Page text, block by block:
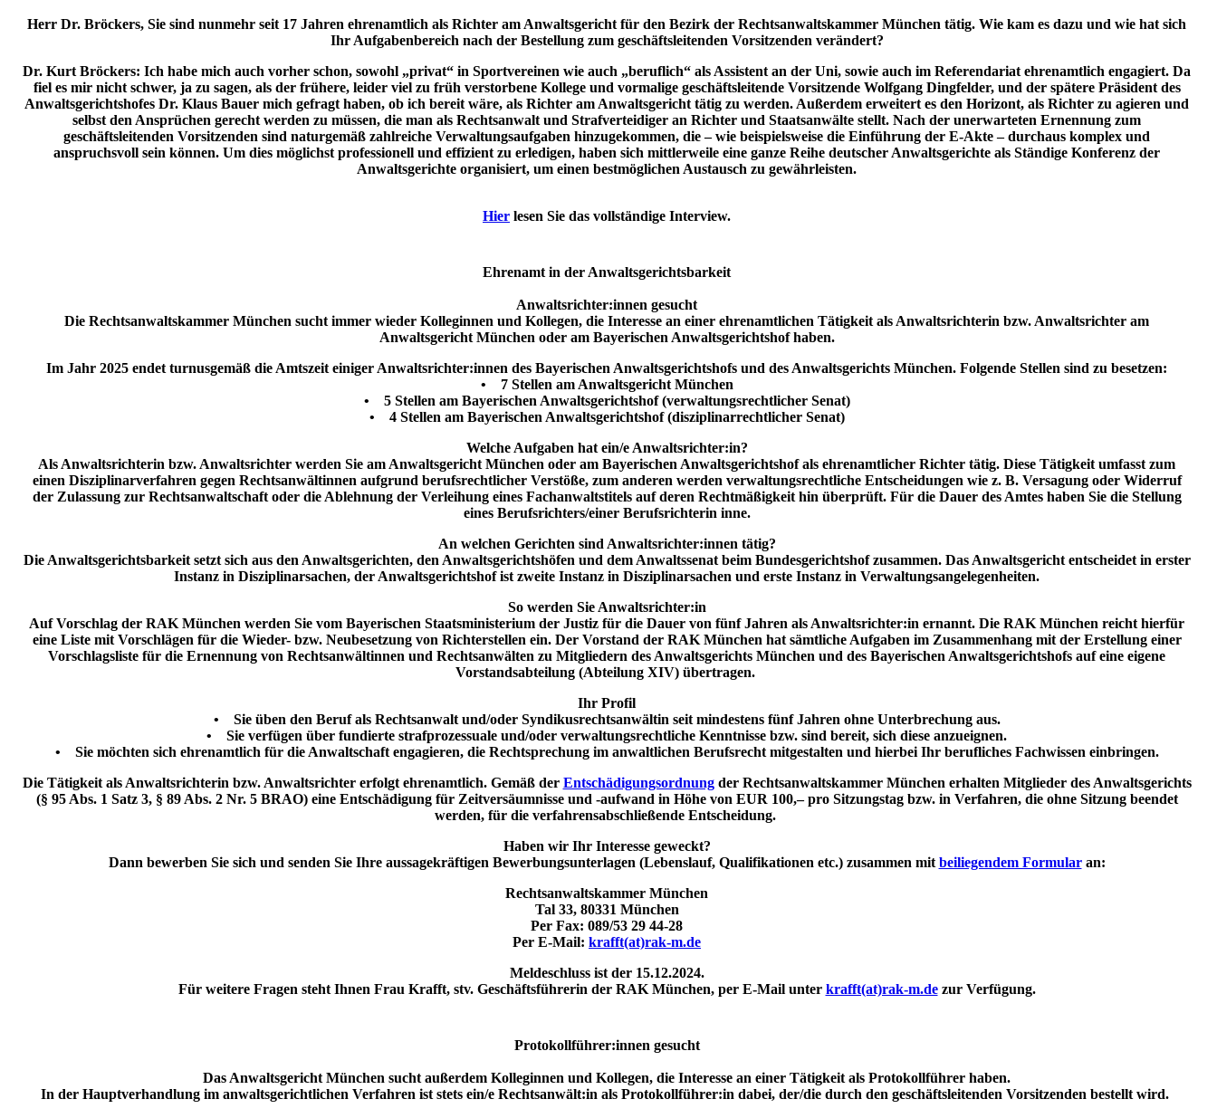
Herr Dr. Bröckers, Sie sind nunmehr seit 17 Jahren ehrenamtlich als Richter am Anwaltsgericht für den Bezirk der Rechtsanwaltskammer München tätig. Wie kam es dazu und wie hat sich
Ihr Aufgabenbereich nach der Bestellung zum geschäftsleitenden Vorsitzenden verändert?
Dr. Kurt Bröckers: Ich habe mich auch vorher schon, sowohl „privat“ in Sportvereinen wie auch „beruflich“ als Assistent an der Uni, sowie auch im Referendariat ehrenamtlich engagiert. Da
fiel es mir nicht schwer, ja zu sagen, als der frühere, leider viel zu früh verstorbene Kollege und vormalige geschäftsleitende Vorsitzende Wolfgang Dingfelder, und der spätere Präsident des
Anwaltsgerichtshofes Dr. Klaus Bauer mich gefragt haben, ob ich bereit wäre, als Richter am Anwaltsgericht tätig zu werden. Außerdem erweitert es den Horizont, als Richter zu agieren und
selbst den Ansprüchen gerecht werden zu müssen, die man als Rechtsanwalt und Strafverteidiger an Richter und Staatsanwälte stellt. Nach der unerwarteten Ernennung zum
geschäftsleitenden Vorsitzenden sind naturgemäß zahlreiche Verwaltungsaufgaben hinzugekommen, die – wie beispielsweise die Einführung der E-Akte – durchaus komplex und
anspruchsvoll sein können. Um dies möglichst professionell und effizient zu erledigen, haben sich mittlerweile eine ganze Reihe deutscher Anwaltsgerichte als Ständige Konferenz der
Anwaltsgerichte organisiert, um einen bestmöglichen Austausch zu gewährleisten.
Hier lesen Sie das vollständige Interview.
Ehrenamt in der Anwaltsgerichtsbarkeit
Anwaltsrichter:innen gesucht
Die Rechtsanwaltskammer München sucht immer wieder Kolleginnen und Kollegen, die Interesse an einer ehrenamtlichen Tätigkeit als Anwaltsrichterin bzw. Anwaltsrichter am
Anwaltsgericht München oder am Bayerischen Anwaltsgerichtshof haben.
Im Jahr 2025 endet turnusgemäß die Amtszeit einiger Anwaltsrichter:innen des Bayerischen Anwaltsgerichtshofs und des Anwaltsgerichts München. Folgende Stellen sind zu besetzen:
• 7 Stellen am Anwaltsgericht München
• 5 Stellen am Bayerischen Anwaltsgerichtshof (verwaltungsrechtlicher Senat)
• 4 Stellen am Bayerischen Anwaltsgerichtshof (disziplinarrechtlicher Senat)
Welche Aufgaben hat ein/e Anwaltsrichter:in?
Als Anwaltsrichterin bzw. Anwaltsrichter werden Sie am Anwaltsgericht München oder am Bayerischen Anwaltsgerichtshof als ehrenamtlicher Richter tätig. Diese Tätigkeit umfasst zum
einen Disziplinarverfahren gegen Rechtsanwältinnen aufgrund berufsrechtlicher Verstöße, zum anderen werden verwaltungsrechtliche Entscheidungen wie z. B. Versagung oder Widerruf
der Zulassung zur Rechtsanwaltschaft oder die Ablehnung der Verleihung eines Fachanwaltstitels auf deren Rechtmäßigkeit hin überprüft. Für die Dauer des Amtes haben Sie die Stellung
eines Berufsrichters/einer Berufsrichterin inne.
An welchen Gerichten sind Anwaltsrichter:innen tätig?
Die Anwaltsgerichtsbarkeit setzt sich aus den Anwaltsgerichten, den Anwaltsgerichtshöfen und dem Anwaltssenat beim Bundesgerichtshof zusammen. Das Anwaltsgericht entscheidet in erster
Instanz in Disziplinarsachen, der Anwaltsgerichtshof ist zweite Instanz in Disziplinarsachen und erste Instanz in Verwaltungsangelegenheiten.
So werden Sie Anwaltsrichter:in
Auf Vorschlag der RAK München werden Sie vom Bayerischen Staatsministerium der Justiz für die Dauer von fünf Jahren als Anwaltsrichter:in ernannt. Die RAK München reicht hierfür
eine Liste mit Vorschlägen für die Wieder- bzw. Neubesetzung von Richterstellen ein. Der Vorstand der RAK München hat sämtliche Aufgaben im Zusammenhang mit der Erstellung einer
Vorschlagsliste für die Ernennung von Rechtsanwältinnen und Rechtsanwälten zu Mitgliedern des Anwaltsgerichts München und des Bayerischen Anwaltsgerichtshofs auf eine eigene
Vorstandsabteilung (Abteilung XIV) übertragen.
Ihr Profil
• Sie üben den Beruf als Rechtsanwalt und/oder Syndikusrechtsanwältin seit mindestens fünf Jahren ohne Unterbrechung aus.
• Sie verfügen über fundierte strafprozessuale und/oder verwaltungsrechtliche Kenntnisse bzw. sind bereit, sich diese anzueignen.
• Sie möchten sich ehrenamtlich für die Anwaltschaft engagieren, die Rechtsprechung im anwaltlichen Berufsrecht mitgestalten und hierbei Ihr berufliches Fachwissen einbringen.
Die Tätigkeit als Anwaltsrichterin bzw. Anwaltsrichter erfolgt ehrenamtlich. Gemäß der Entschädigungsordnungder Rechtsanwaltskammer München erhalten Mitglieder des Anwaltsgerichts
(§ 95 Abs. 1 Satz 3, § 89 Abs. 2 Nr. 5 BRAO) eine Entschädigung für Zeitversäumnisse und -aufwand in Höhe von EUR 100,– pro Sitzungstag bzw. in Verfahren, die ohne Sitzung beendet
werden, für die verfahrensabschließende Entscheidung.
Haben wir Ihr Interesse geweckt?
Dann bewerben Sie sich und senden Sie Ihre aussagekräftigen Bewerbungsunterlagen (Lebenslauf, Qualifikationen etc.) zusammen mit beiliegendem Formularan:
Rechtsanwaltskammer München
Tal 33, 80331 München
Per Fax: 089/53 29 44-28
Per E-Mail: krafft(at)rak-m.de
Meldeschluss ist der 15.12.2024.
Für weitere Fragen steht Ihnen Frau Krafft, stv. Geschäftsführerin der RAK München, per E-Mail unter krafft(at)rak-m.dezur Verfügung.
Protokollführer:innen gesucht
Das Anwaltsgericht München sucht außerdem Kolleginnen und Kollegen, die Interesse an einer Tätigkeit als Protokollführer haben.
In der Hauptverhandlung im anwaltsgerichtlichen Verfahren ist stets ein/e Rechtsanwält:in als Protokollführer:in dabei, der/die durch den geschäftsleitenden Vorsitzenden bestellt wird.